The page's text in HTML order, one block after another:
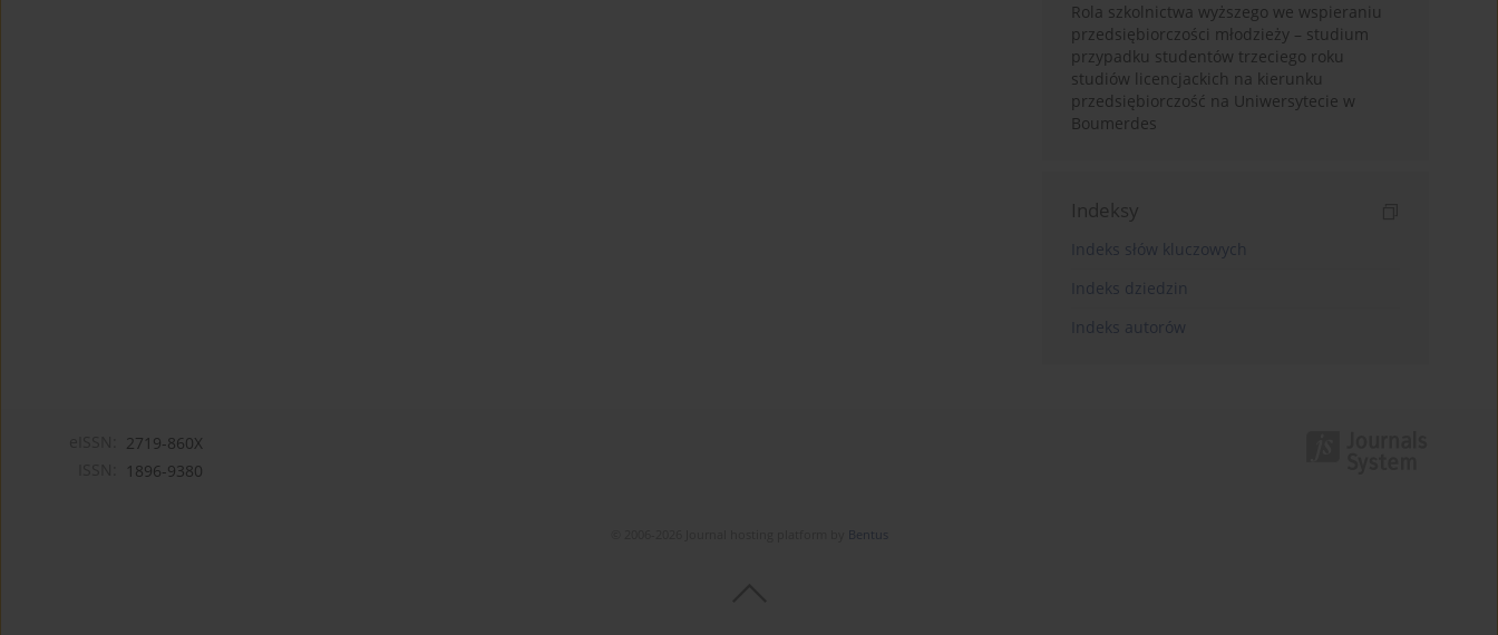
Rola szkolnictwa wyższego we wspieraniu
przedsiębiorczości młodzieży – studium
przypadku studentów trzeciego roku
studiów licencjackich na kierunku
przedsiębiorczość na Uniwersytecie w
Boumerdes
Indeksy
Indeks słów kluczowych
Indeks dziedzin
Indeks autorów
2719-860X
1896-9380
Bentus